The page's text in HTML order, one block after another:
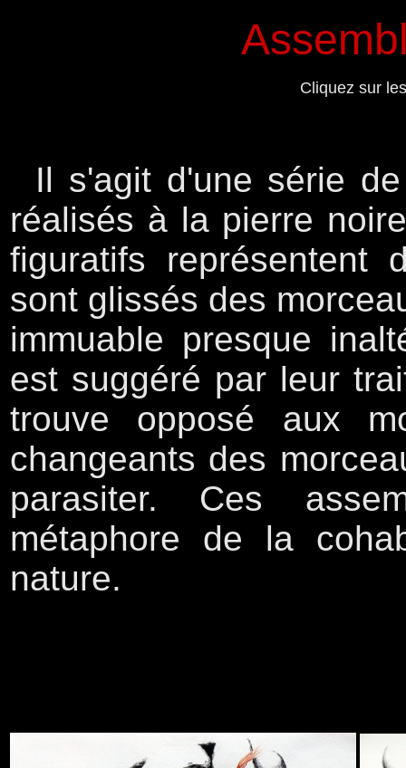
Cliquez sur
Il s'agit d'une série
réalisés à la pierre
figuratifs représentent
sont glissés des
immuable presque
est suggéré par leur
trouve opposé aux
changeants des
parasiter. Ces
métaphore de la
nature.